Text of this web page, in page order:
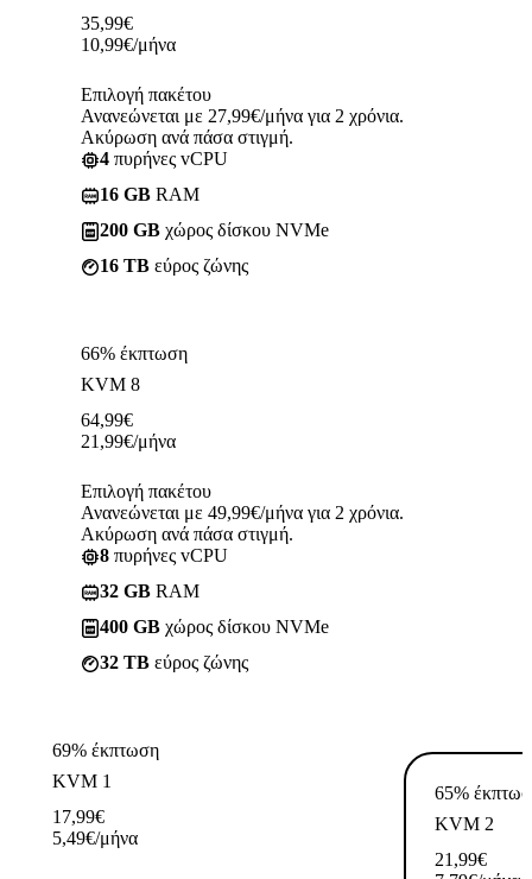
35,99€
10,99€/μήνα
Επιλογή πακέτου
Ανανεώνεται με 27,99€/μήνα για 2 χρόνια.
Ακύρωση ανά πάσα στιγμή.
4 πυρήνες vCPU
16 GB RAM
200 GB χώρος δίσκου NVMe
16 TB εύρος ζώνης
66% έκπτωση
KVM 8
64,99€
21,99€/μήνα
Επιλογή πακέτου
Ανανεώνεται με 49,99€/μήνα για 2 χρόνια.
Ακύρωση ανά πάσα στιγμή.
8 πυρήνες vCPU
32 GB RAM
400 GB χώρος δίσκου NVMe
32 TB εύρος ζώνης
69% έκπτωση
KVM 1
17,99€
5,49€/μήνα
65%
KVM 2
21,99€